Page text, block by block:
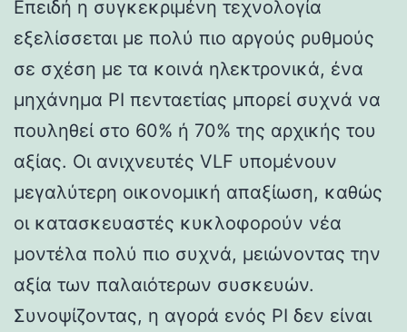
Επειδή η συγκεκριμένη τεχνολογία
εξελίσσεται με πολύ πιο αργούς ρυθμούς
σε σχέση με τα κοινά ηλεκτρονικά, ένα
μηχάνημα PI πενταετίας μπορεί συχνά να
πουληθεί στο 60% ή 70% της αρχικής του
αξίας. Οι ανιχνευτές VLF υπομένουν
μεγαλύτερη οικονομική απαξίωση, καθώς
οι κατασκευαστές κυκλοφορούν νέα
μοντέλα πολύ πιο συχνά, μειώνοντας την
αξία των παλαιότερων συσκευών.
Συνοψίζοντας, η αγορά ενός PI δεν είναι